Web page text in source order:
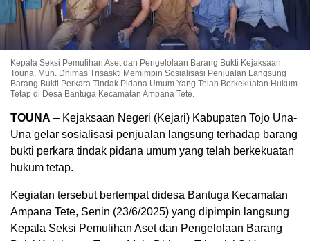
Kepala Seksi Pemulihan Aset dan Pengelolaan Barang Bukti Kejaksaan
Touna, Muh. Dhimas Trisaskti Memimpin Sosialisasi Penjualan Langsung
Barang Bukti Perkara Tindak Pidana Umum Yang Telah Berkekuatan Hukum
Tetap di Desa Bantuga Kecamatan Ampana Tete.
TOUNA – Kejaksaan Negeri (Kejari) Kabupaten Tojo Una-
Una gelar sosialisasi penjualan langsung terhadap barang
bukti perkara tindak pidana umum yang telah berkekuatan
hukum tetap.
Kegiatan tersebut bertempat didesa Bantuga Kecamatan
Ampana Tete, Senin (23/6/2025) yang dipimpin langsung
Kepala Seksi Pemulihan Aset dan Pengelolaan Barang